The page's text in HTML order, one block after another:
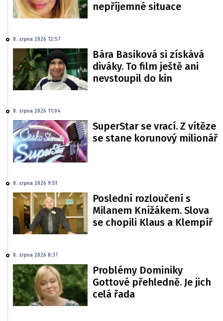
nepříjemné situace
8. srpna 2026 12:57
Bára Basiková si získává
diváky. To film ještě ani
nevstoupil do kin
8. srpna 2026 11:04
SuperStar se vrací. Z vítěze
se stane korunový milionář
8. srpna 2026 9:51
Poslední rozloučení s
Milanem Knížákem. Slova
se chopili Klaus a Klempíř
8. srpna 2026 8:37
Problémy Dominiky
Gottové přehledně. Je jich
celá řada